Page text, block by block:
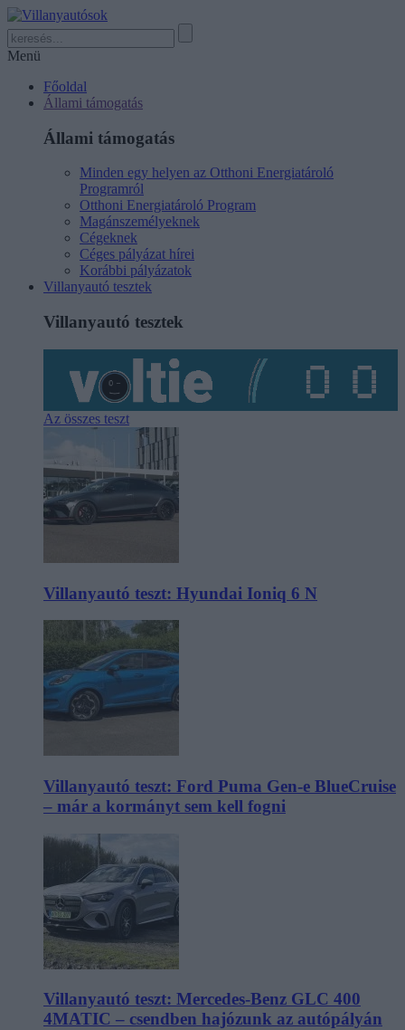
Menü
Főoldal
Állami támogatás
Állami támogatás
Minden egy helyen az Otthoni Energiatároló
Programról
Otthoni Energiatároló Program
Magánszemélyeknek
Cégeknek
Céges pályázat hírei
Korábbi pályázatok
Villanyautó tesztek
Villanyautó tesztek
Az összes teszt
Villanyautó teszt: Hyundai Ioniq 6 N
Villanyautó teszt: Ford Puma Gen-e BlueCruise
– már a kormányt sem kell fogni
Villanyautó teszt: Mercedes-Benz GLC 400
4MATIC – csendben hajózunk az autópályán